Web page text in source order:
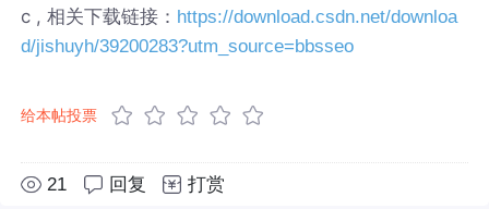
c , 相关下载链接： https://download.csdn.net/downloa
d/jishuyh/39200283?utm_source=bbsseo
给本帖投票
21 回复 打赏